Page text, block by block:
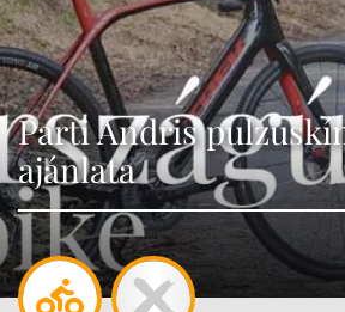
Parti Andris
ajánlata